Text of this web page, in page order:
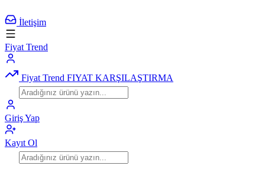
İletişim
Fiyat Trend
Fiyat Trend FIYAT KARŞILAŞTIRMA
Giriş Yap
Kayıt Ol